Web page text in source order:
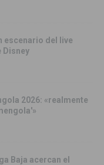
escenario del live
Disney
2026: «realmente
Baja acercan el